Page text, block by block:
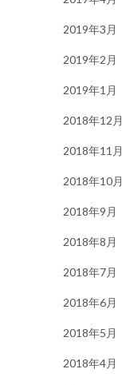
2019年3月
2019年2月
2019年1月
2018年12月
2018年11月
2018年10月
2018年9月
2018年8月
2018年7月
2018年6月
2018年5月
2018年4月